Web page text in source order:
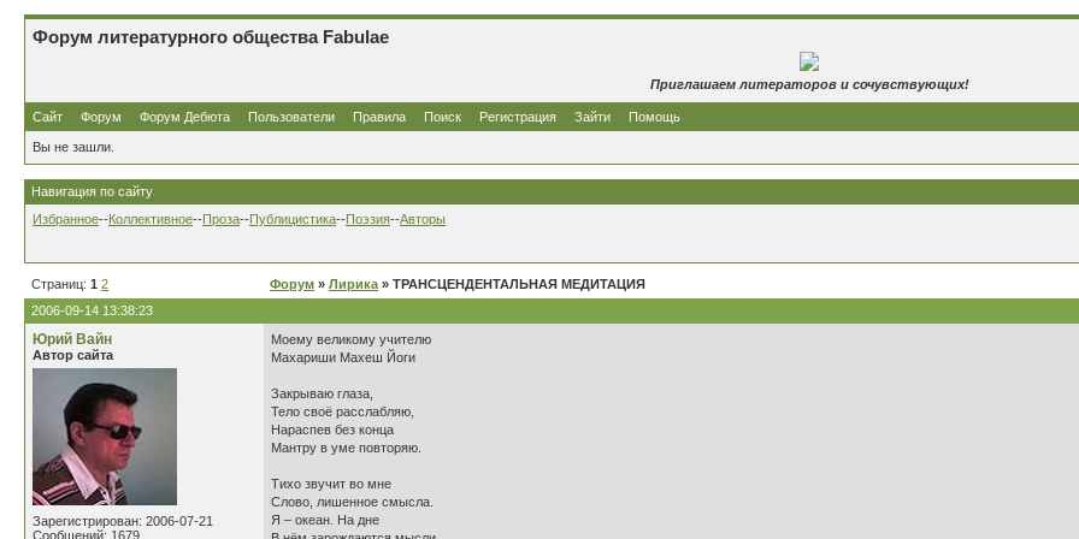
Форум литературного общества Fabulae
Приглашаем литераторов и сочувствующих!
Сайт Форум Форум Дебюта Пользователи Правила Поиск Регистрация Зайти Помощь
Вы не зашли.
Навигация по сайту
Избранное--Коллективное--Проза--Публицистика--Поэзия--Авторы
Страниц: 1 2 Форум » Лирика » ТРАНСЦЕНДЕНТАЛЬНАЯ МЕДИТАЦИЯ
2006-09-14 13:38:23
Юрий Вайн
Автор сайта
Зарегистрирован: 2006-07-21
Сообщений: 1679
Моему великому учителю
Махариши Махеш Йоги
Закрываю глаза,
Тело своё расслабляю,
Нараспев без конца
Мантру в уме повторяю.
Тихо звучит во мне
Слово, лишенное смысла.
Я – океан. На дне